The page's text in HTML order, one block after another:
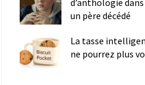
un père décédé
La tasse
ne pourrez plus